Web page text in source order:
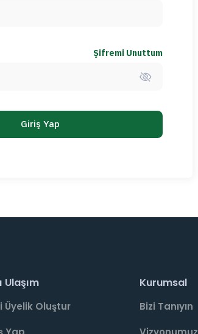
Şifremi Unuttum
Giriş Yap
Ulaşım
Üyelik Oluştur
Kurumsal
Bizi Tanıyın